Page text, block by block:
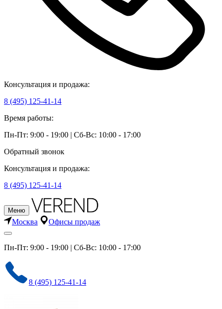
Консультация и продажа:
8 (495) 125-41-14
Время работы:
Пн-Пт: 9:00 - 19:00 | Сб-Вс: 10:00 - 17:00
Обратный звонок
Консультация и продажа:
8 (495) 125-41-14
Меню
Москва Офисы продаж
Пн-Пт: 9:00 - 19:00 | Сб-Вс: 10:00 - 17:00
8 (495) 125-41-14